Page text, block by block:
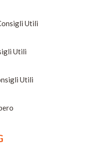
Utili
Utili
Utili